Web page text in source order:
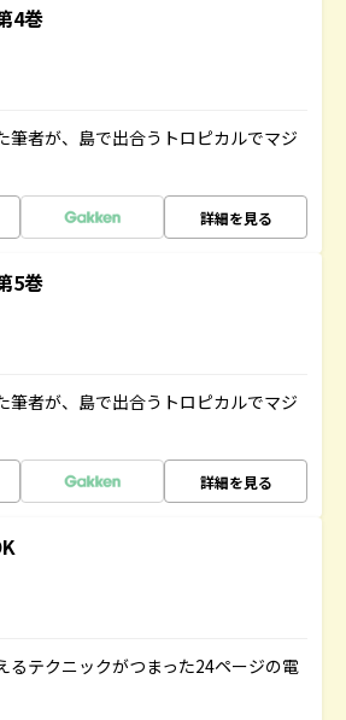
4巻
者が、島で出合うトロピカルでマジ
詳細を見る
5巻
者が、島で出合うトロピカルでマジ
詳細を見る
テクニックがつまった24ページの電